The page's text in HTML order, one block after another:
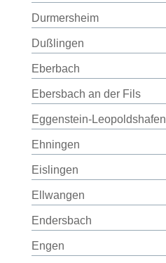
Durmersheim
Dußlingen
Eberbach
Ebersbach an der Fils
Eggenstein-Leopoldshafen
Ehningen
Eislingen
Ellwangen
Endersbach
Engen